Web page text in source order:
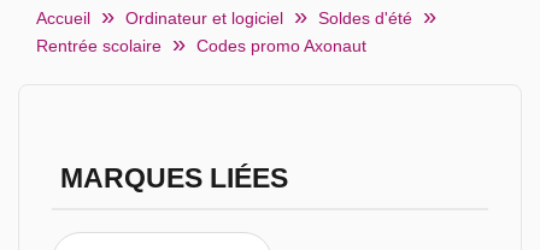
Accueil Ordinateur et logiciel
Soldes d'été
Rentrée scolaire
Codes promo Axonaut
MARQUES LIÉES